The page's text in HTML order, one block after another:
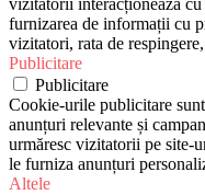
vizitatorii interacționează
furnizarea de informații cu
vizitatori, rata de
Publicitare
Publicitare
Cookie-urile publicitare
anunțuri relevante și
urmăresc vizitatorii pe site-
le furniza anunțuri
Altele